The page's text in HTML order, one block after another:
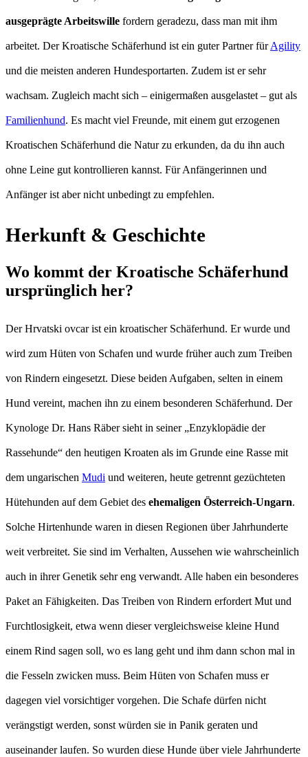
ausgeprägte Arbeitswille fordern geradezu, dass man mit ihm
arbeitet. Der Kroatische Schäferhund ist ein guter Partner fürAgility
und die meisten anderen Hundesportarten. Zudem ist er sehr
wachsam. Zugleich macht sich – einigermaßen ausgelastet – gut als
Familienhund. Es macht viel Freunde, mit einem gut erzogenen
Kroatischen Schäferhund die Natur zu erkunden, da du ihn auch
ohne Leine gut kontrollieren kannst. Für Anfängerinnen und
Anfänger ist aber nicht unbedingt zu empfehlen.
Herkunft & Geschichte
Wo kommt der Kroatische Schäferhund
ursprünglich her?
Der Hrvatski ovcar ist ein kroatischer Schäferhund. Er wurde und
wird zum Hüten von Schafen und wurde früher auch zum Treiben
von Rindern eingesetzt. Diese beiden Aufgaben, selten in einem
Hund vereint, machen ihn zu einem besonderen Schäferhund. Der
Kynologe Dr. Hans Räber sieht in seiner „Enzyklopädie der
Rassehunde“ den heutigen Kroaten als im Grunde eine Rasse mit
dem ungarischen Mudi und weiteren, heute getrennt gezüchteten
Hütehunden auf dem Gebiet des ehemaligen Österreich-Ungarn.
Solche Hirtenhunde waren in diesen Regionen über Jahrhunderte
weit verbreitet. Sie sind im Verhalten, Aussehen wie wahrscheinlich
auch in ihrer Genetik sehr eng verwandt. Alle haben ein besonderes
Paket an Fähigkeiten. Das Treiben von Rindern erfordert Mut und
Furchtlosigkeit, etwa wenn dieser vergleichsweise kleine Hund
einem Rind sagen soll, wo es lang geht und ihm dann schon mal in
die Fesseln zwicken muss. Beim Hüten von Schafen muss er
dagegen viel vorsichtiger vorgehen. Die Schafe dürfen nicht
verängstigt werden, sonst würden sie in Panik geraten und
auseinander laufen. So wurden diese Hunde über viele Jahrhunderte